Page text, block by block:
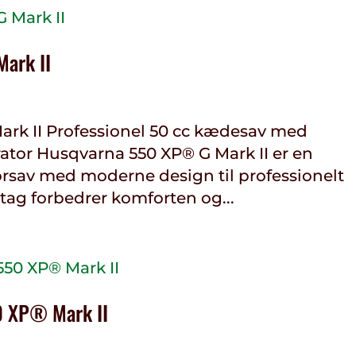
II
II Professionel 50 cc kædesav med
Husqvarna 550 XP® G Mark II er en
med moderne design til professionelt
forbedrer komforten og...
XP® Mark II